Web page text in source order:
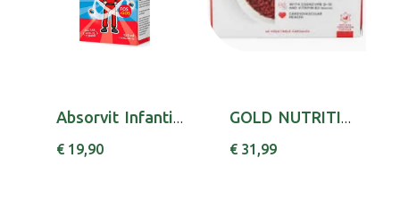
Absorvit Infantil Xar 150 Ml xars mL
€ 19,90
GOLD NUTRITION CL RED YEAST RICE CAPS X 60 NI...
€ 31,99